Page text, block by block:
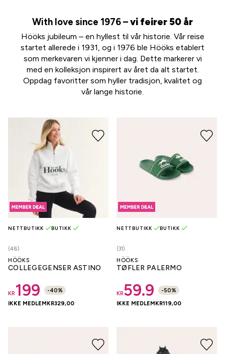
With love since 1976 –vi feirer 50 år
Hööks jubileum – en hyllest til vår historie. Vår reise
startet allerede i 1931, og i 1976 ble Hööks etablert
som merkevaren vi kjenner i dag. Dette markerer vi
med en kolleksjon inspirert av året da alt startet.
Oppdag favoritter som hyller tradisjon, kvalitet og
vår lange historie.
(48)
NETTBUTIKK BUTIKK
HÖÖKS
COLLEGEGENSER ASTINO
199
KR -40%
IKKE MEDLEM
329,00
KR
(31)
NETTBUTIKK BUTIKK
HÖÖKS
TØFLER PALERMO
59.9
KR -50%
IKKE MEDLEM
119,00
KR